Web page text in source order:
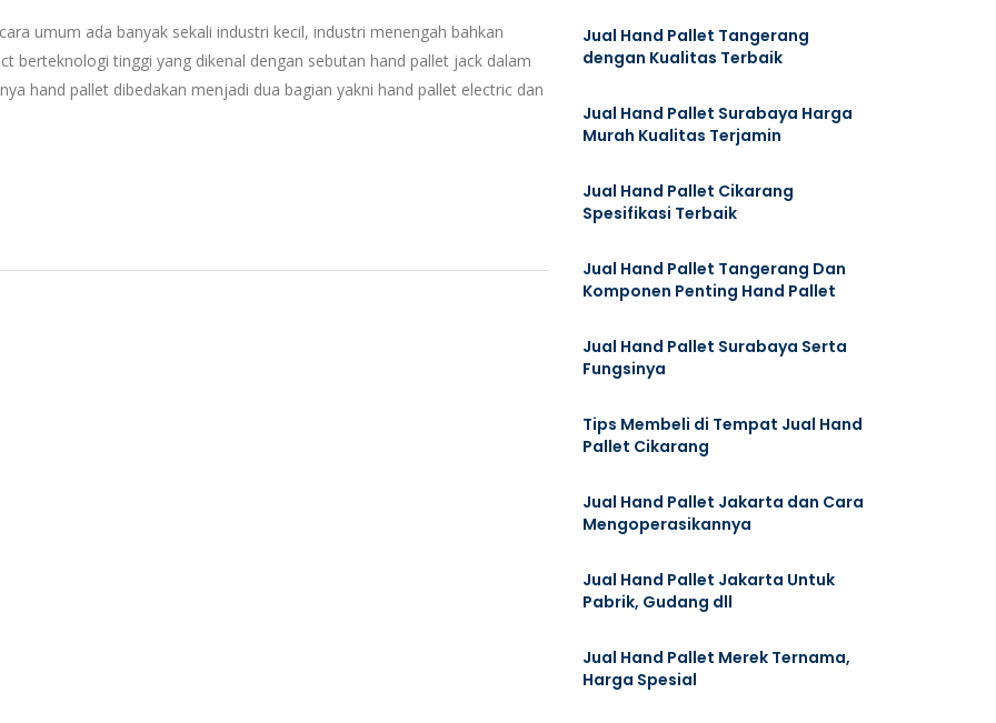
umum ada banyak sekali industri kecil, industri menengah bahkan
berteknologi tinggi yang dikenal dengan sebutan hand pallet jack dalam
hand pallet dibedakan menjadi dua bagian yakni hand pallet electric dan
Jual Hand Pallet Tangerang
dengan Kualitas Terbaik
Jual Hand Pallet Surabaya Harga
Murah Kualitas Terjamin
Jual Hand Pallet Cikarang
Spesifikasi Terbaik
Jual Hand Pallet Tangerang Dan
Komponen Penting Hand Pallet
Jual Hand Pallet Surabaya Serta
Fungsinya
Tips Membeli di Tempat Jual Hand
Pallet Cikarang
Jual Hand Pallet Jakarta dan Cara
Mengoperasikannya
Jual Hand Pallet Jakarta Untuk
Pabrik, Gudang dll
Jual Hand Pallet Merek Ternama,
Harga Spesial